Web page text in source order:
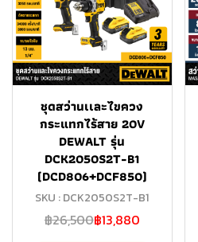
ชุดสว่านเเละไขควง
กระแทกไร้สาย 20V
DEWALT รุ่น
DCK2050S2T-B1
(DCD806+DCF850)
SKU : DCK2050S2T-B1
฿26,500฿13,880